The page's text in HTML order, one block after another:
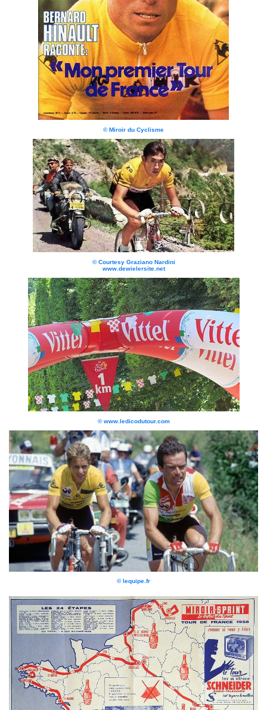
© Miroir du Cyclisme
© Courtesy Graziano Nardini
www.dewielersite.net
© www.ledicodutour.com
© lequipe.fr